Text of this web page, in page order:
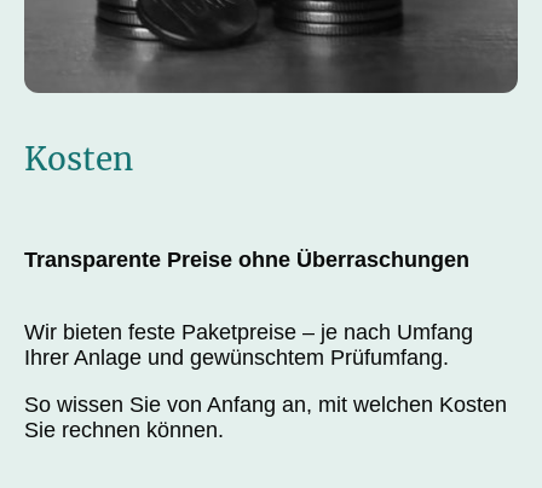
Kosten
Transparente Preise ohne Überraschungen
Wir bieten feste Paketpreise – je nach Umfang
Ihrer Anlage und gewünschtem Prüfumfang.
So wissen Sie von Anfang an, mit welchen Kosten
Sie rechnen können.